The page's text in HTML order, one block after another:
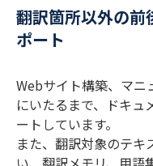
翻訳箇所以外の前
ポート
Webサイト構築、マニ
にいたるまで、ドキュ
ートしています。
また、翻訳対象のテ